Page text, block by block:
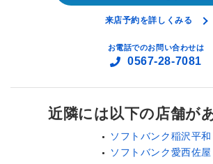
来店予約を詳しくみる
お電話でのお問い合わせは
0567-28-7081
近隣には以下の店舗が
ソフトバンク稲沢平和
ソフトバンク愛西佐屋